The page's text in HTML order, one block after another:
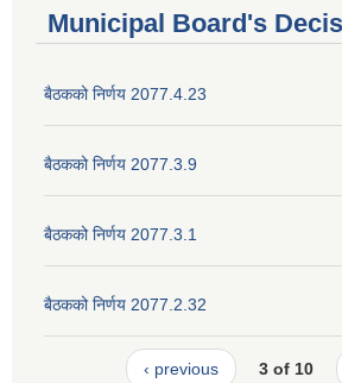
Municipal Board's
बैठकको निर्णय 2077.4.23
बैठकको निर्णय 2077.3.9
बैठकको निर्णय 2077.3.1
बैठकको निर्णय 2077.2.32
‹ previous 3 of 10